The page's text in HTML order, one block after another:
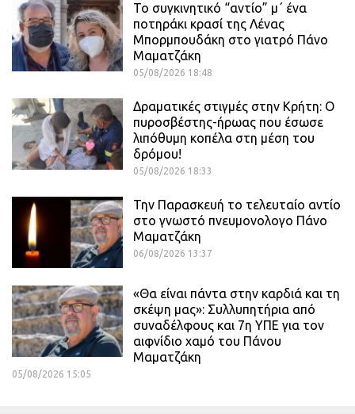
Το συγκινητικό “αντίο” μ΄ ένα
ποτηράκι κρασί της Λένας
Μπορμπουδάκη στο γιατρό Πάνο
Μαματζάκη
05/08/2026 18:48
Δραματικές στιγμές στην Κρήτη: Ο
πυροσβέστης-ήρωας που έσωσε
λιπόθυμη κοπέλα στη μέση του
δρόμου!
05/08/2026 18:33
Την Παρασκευή το τελευταίο αντίο
στο γνωστό πνευμονολογο Πάνο
Μαματζάκη
06/08/2026 13:37
«Θα είναι πάντα στην καρδιά και τη
σκέψη μας»: Συλλυπητήρια από
συναδέλφους και 7η ΥΠΕ για τον
αιφνίδιο χαμό του Πάνου
Μαματζάκη
05/08/2026 15:05